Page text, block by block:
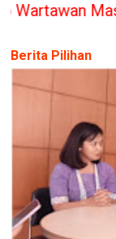
masing,
Berita Pilihan